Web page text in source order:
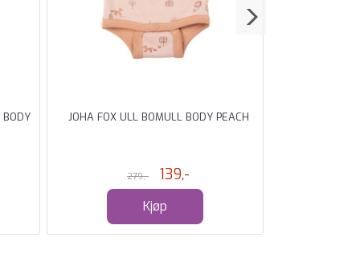
JOHA FOX ULL BOMULL BODY PEACH
279,- 139,-
Kjøp